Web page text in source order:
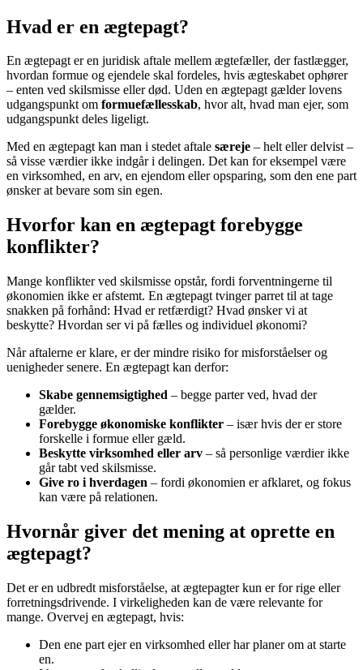
Hvad er en ægtepagt?
En ægtepagt er en juridisk aftale mellem ægtefæller, der fastlægger,
hvordan formue og ejendele skal fordeles, hvis ægteskabet ophører
– enten ved skilsmisse eller død. Uden en ægtepagt gælder lovens
udgangspunkt om formuefællesskab, hvor alt, hvad man ejer, som
udgangspunkt deles ligeligt.
Med en ægtepagt kan man i stedet aftale særeje – helt eller delvist –
så visse værdier ikke indgår i delingen. Det kan for eksempel være
en virksomhed, en arv, en ejendom eller opsparing, som den ene part
ønsker at bevare som sin egen.
Hvorfor kan en ægtepagt forebygge
konflikter?
Mange konflikter ved skilsmisse opstår, fordi forventningerne til
økonomien ikke er afstemt. En ægtepagt tvinger parret til at tage
snakken på forhånd: Hvad er retfærdigt? Hvad ønsker vi at
beskytte? Hvordan ser vi på fælles og individuel økonomi?
Når aftalerne er klare, er der mindre risiko for misforståelser og
uenigheder senere. En ægtepagt kan derfor:
Skabe gennemsigtighed – begge parter ved, hvad der
gælder.
Forebygge økonomiske konflikter – især hvis der er store
forskelle i formue eller gæld.
Beskytte virksomhed eller arv – så personlige værdier ikke
går tabt ved skilsmisse.
Give ro i hverdagen – fordi økonomien er afklaret, og fokus
kan være på relationen.
Hvornår giver det mening at oprette en
ægtepagt?
Det er en udbredt misforståelse, at ægtepagter kun er for rige eller
forretningsdrivende. I virkeligheden kan de være relevante for
mange. Overvej en ægtepagt, hvis:
Den ene part ejer en virksomhed eller har planer om at starte
en.